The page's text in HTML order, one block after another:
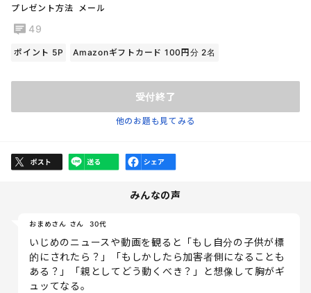
プレゼント方法
メール
49
ポイント 5P Amazonギフトカード 100円分 2名
受付終了
他のお題も見てみる
みんなの声
おまめさん さん 30代
いじめのニュースや動画を観ると「もし自分の子供が標
的にされたら？」「もしかしたら加害者側になることも
ある？」「親としてどう動くべき？」と想像して胸がギ
ュッてなる。